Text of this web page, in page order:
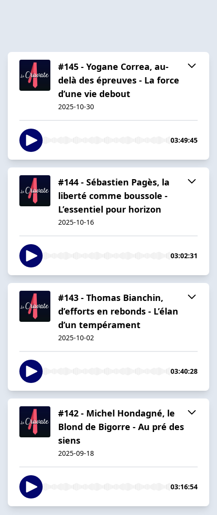
#145 - Yogane Correa, au-
delà des épreuves - La force
d’une vie debout
2025-10-30
03:49:45
#144 - Sébastien Pagès, la
liberté comme boussole -
L’essentiel pour horizon
2025-10-16
03:02:31
#143 - Thomas Bianchin,
d’efforts en rebonds - L’élan
d’un tempérament
2025-10-02
03:40:28
#142 - Michel Hondagné, le
Blond de Bigorre - Au pré des
siens
2025-09-18
03:16:54